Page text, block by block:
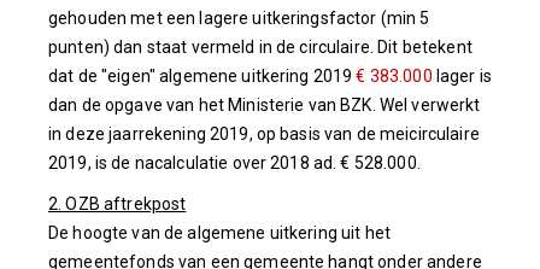
gehouden met een lagere uitkeringsfactor (min 5
punten) dan staat vermeld in de circulaire. Dit betekent
dat de "eigen" algemene uitkering 2019€ 383.000 lager is
dan de opgave van het Ministerie van BZK. Wel verwerkt
in deze jaarrekening 2019, op basis van de meicirculaire
2019, is de nacalculatie over 2018 ad. € 528.000.
2. OZB aftrekpost
De hoogte van de algemene uitkering uit het
gemeentefonds van een gemeente hangt onder andere